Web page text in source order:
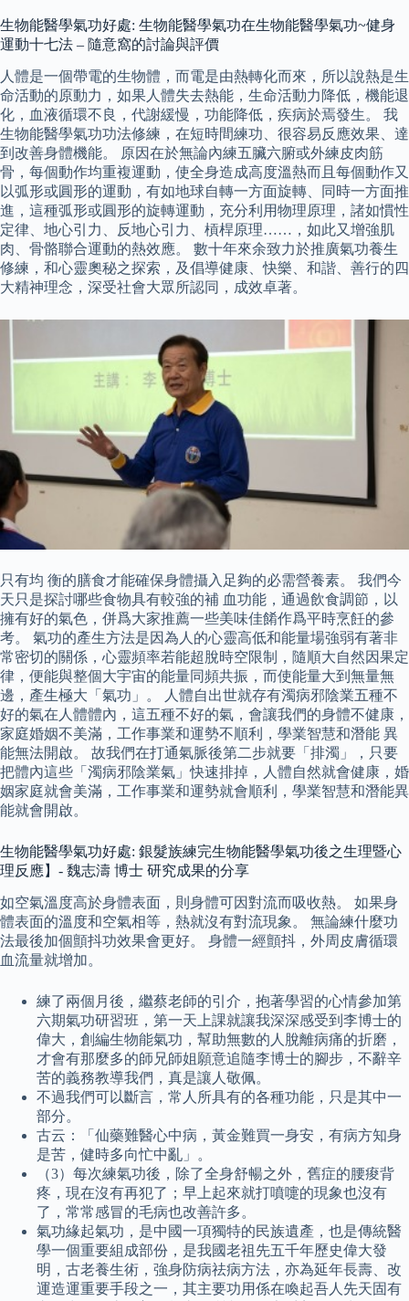
生物能醫學氣功好處: 生物能醫學氣功在生物能醫學氣功~健身
運動十七法 – 隨意窩的討論與評價
人體是一個帶電的生物體，而電是由熱轉化而來，所以說熱是生
命活動的原動力，如果人體失去熱能，生命活動力降低，機能退
化，血液循環不良，代謝緩慢，功能降低，疾病於焉發生。 我
生物能醫學氣功功法修練，在短時間練功、很容易反應效果、達
到改善身體機能。 原因在於無論內練五臟六腑或外練皮肉筋
骨，每個動作均重複運動，使全身造成高度溫熱而且每個動作又
以弧形或圓形的運動，有如地球自轉一方面旋轉、同時一方面推
進，這種弧形或圓形的旋轉運動，充分利用物理原理，諸如慣性
定律、地心引力、反地心引力、槓桿原理……，如此又增強肌
肉、骨骼聯合運動的熱效應。 數十年來余致力於推廣氣功養生
修練，和心靈奧秘之探索，及倡導健康、快樂、和諧、善行的四
大精神理念，深受社會大眾所認同，成效卓著。
只有均 衡的膳食才能確保身體攝入足夠的必需營養素。 我們今
天只是探討哪些食物具有較強的補 血功能，通過飲食調節，以
擁有好的氣色，併爲大家推薦一些美味佳餚作爲平時烹飪的參
考。 氣功的產生方法是因為人的心靈高低和能量場強弱有著非
常密切的關係，心靈頻率若能超脫時空限制，隨順大自然因果定
律，便能與整個大宇宙的能量同頻共振，而使能量大到無量無
邊，產生極大「氣功」。 人體自出世就存有濁病邪陰業五種不
好的氣在人體體內，這五種不好的氣，會讓我們的身體不健康，
家庭婚姻不美滿，工作事業和運勢不順利，學業智慧和潛能 異
能無法開啟。 故我們在打通氣脈後第二步就要「排濁」，只要
把體內這些「濁病邪陰業氣」快速排掉，人體自然就會健康，婚
姻家庭就會美滿，工作事業和運勢就會順利，學業智慧和潛能異
能就會開啟。
生物能醫學氣功好處: 銀髮族練完生物能醫學氣功後之生理暨心
理反應】- 魏志濤 博士 研究成果的分享
如空氣溫度高於身體表面，則身體可因對流而吸收熱。 如果身
體表面的溫度和空氣相等，熱就沒有對流現象。 無論練什麼功
法最後加個顫抖功效果會更好。 身體一經顫抖，外周皮膚循環
血流量就增加。
練了兩個月後，繼蔡老師的引介，抱著學習的心情參加第
六期氣功研習班，第一天上課就讓我深深感受到李博士的
偉大，創編生物能氣功，幫助無數的人脫離病痛的折磨，
才會有那麼多的師兄師姐願意追隨李博士的腳步，不辭辛
苦的義務教導我們，真是讓人敬佩。
不過我們可以斷言，常人所具有的各種功能，只是其中一
部分。
古云：「仙藥難醫心中病，黃金難買一身安，有病方知身
是苦，健時多向忙中亂」。
（3）每次練氣功後，除了全身舒暢之外，舊症的腰痠背
疼，現在沒有再犯了；早上起來就打噴嚏的現象也沒有
了，常常感冒的毛病也改善許多。
氣功緣起氣功，是中國一項獨特的民族遺產，也是傳統醫
學一個重要組成部份，是我國老祖先五千年歷史偉大發
明，古老養生術，強身防病祛病方法，亦為延年長壽、改
運造運重要手段之一，其主要功用係在喚起吾人先天固有